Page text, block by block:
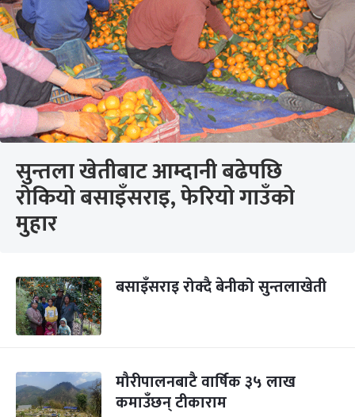
सुन्तला खेतीबाट आम्दानी बढेपछि
रोकियो बसाइँसराइ, फेरियो गाउँको
मुहार
बसाइँसराइ रोक्दै बेनीको सुन्तलाखेती
मौरीपालनबाटै वार्षिक ३५ लाख
कमाउँछन् टीकाराम